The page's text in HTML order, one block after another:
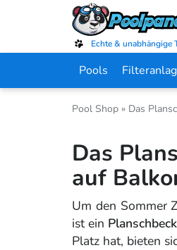
Echte & unabhängige
Pools
Pool Shop » Das
Das
auf
Um den Sommer
ist ein
Platz hat, bieten